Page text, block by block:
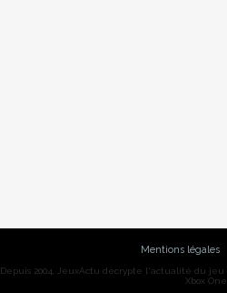
Mentions légales
Depuis 2004, JeuxActu décrypte l'actualité du jeu
Xbox